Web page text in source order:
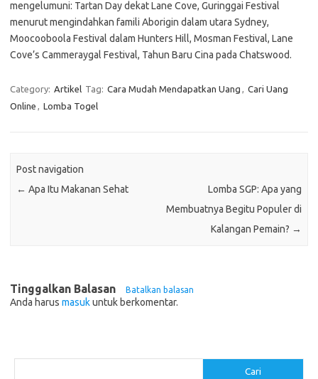
mengelumuni: Tartan Day dekat Lane Cove, Guringgai Festival
menurut mengindahkan famili Aborigin dalam utara Sydney,
Moocooboola Festival dalam Hunters Hill, Mosman Festival, Lane
Cove’s Cammeraygal Festival, Tahun Baru Cina pada Chatswood.
Category: Artikel Tag: Cara Mudah Mendapatkan Uang , Cari Uang
Online , Lomba Togel
Post navigation
← Apa Itu Makanan Sehat
Lomba SGP: Apa yang
Membuatnya Begitu Populer di
Kalangan Pemain? →
Tinggalkan Balasan Batalkan balasan
Anda harus masukuntuk berkomentar.
Cari